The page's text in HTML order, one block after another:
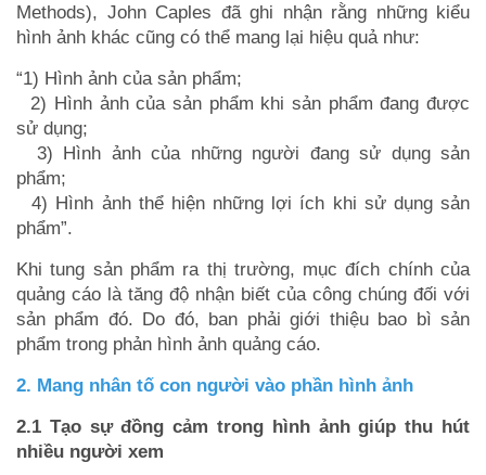
Methods), John Caples đã ghi nhận rằng những kiểu
hình ảnh khác cũng có thể mang lại hiệu quả như:
“1) Hình ảnh của sản phẩm;
2) Hình ảnh của sản phẩm khi sản phẩm đang được
sử dụng;
3) Hình ảnh của những người đang sử dụng sản
phẩm;
4) Hình ảnh thể hiện những lợi ích khi sử dụng sản
phẩm”.
Khi tung sản phẩm ra thị trường, mục đích chính của
quảng cáo là tăng độ nhận biết của công chúng đối với
sản phẩm đó. Do đó, ban phải giới thiệu bao bì sản
phẩm trong phản hình ảnh quảng cáo.
2. Mang nhân tố con người vào phần hình ảnh
2.1 Tạo sự đồng cảm trong hình ảnh giúp thu hút
nhiều người xem